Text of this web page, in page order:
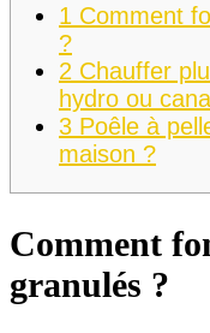
1 Comment
?
2 Chauffer
hydro ou
3 Poêle à
maison ?
Comment
granulés ?